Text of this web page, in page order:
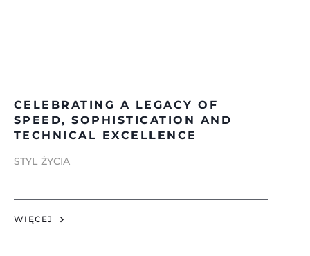
CELEBRATING A LEGACY OF
SPEED, SOPHISTICATION AND
TECHNICAL EXCELLENCE
STYL ŻYCIA
WIĘCEJ